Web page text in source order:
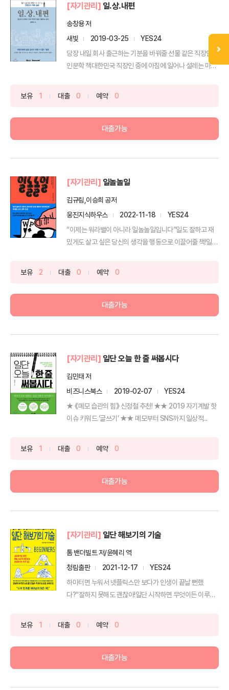
[자기관리] 일.상.내편
송창용 저
새빛
2019-03-25
YES24
당장 내일 회사 출근하는 기분을 바꿔줄 선물 같은 직장인
인문학 책대한민국 직장인 중에 아침에 일어나 설레는 마음
보유 1 대출 0 예약 0
대출가능
[자기관리] 일놀놀일
김규림,이승희 공저
웅진지식하우스
2022-11-18
YES24
“이제는 워라밸이 아니라 일놀놀일입니다”일도 잘하고 재
밌게도 살고 싶은 당신의 생각을 행동으로 이끌어줄 책!일과
보유 2 대출 0 예약 0
대출가능
[자기관리] 일단 오늘 한 줄 써봅시다
김민태 저
비즈니스북스
2019-02-07
YES24
★ 《메모 습관의 힘》 신정철 추천! ★★ 2019 자기계발 핫
이슈 키워드 ‘글쓰기’ ★★ 메모부터 SNS까지 일상적...
보유 1 대출 0 예약 0
대출가능
[자기관리] 일단 해보기의 기술
톰 밴더빌트 저/윤혜리 역
청림출판
2021-12-17
YES24
하마터면 누워서 넷플릭스만 보다가 인생이 끝날 뻔했
다?“잘하지 못해도 괜찮아!일단 시작하면 무엇이든 이루어
보유 1 대출 0 예약 0
대출가능